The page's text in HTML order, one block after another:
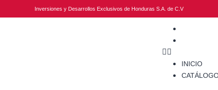
Inversiones y Desarrollos Exclusivos de Honduras S.A. de C.V
INICIO